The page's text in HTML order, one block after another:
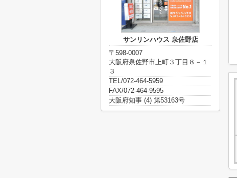
サンリンハウス 泉佐野店
〒598-0007
大阪府泉佐野市上町３丁目８－１
３
TEL/072-464-5959
FAX/072-464-9595
大阪府知事 (4) 第53163号